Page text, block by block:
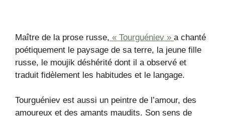
Maître de la prose russe, « Tourguéniev » a chanté
poétiquement le paysage de sa terre, la jeune fille
russe, le moujik déshérité dont il a observé et
traduit fidèlement les habitudes et le langage.
Tourguéniev est aussi un peintre de l’amour, des
amoureux et des amants maudits. Son sens de